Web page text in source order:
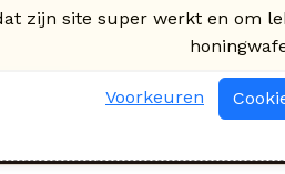
zijn site super werkt en om
Voorkeuren